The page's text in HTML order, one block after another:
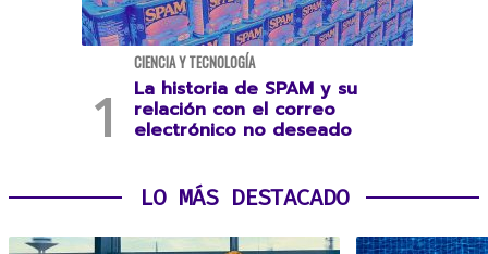
CIENCIA Y TECNOLOGÍA
La historia de SPAM y su
relación con el correo
electrónico no deseado
LO MÁS DESTACADO